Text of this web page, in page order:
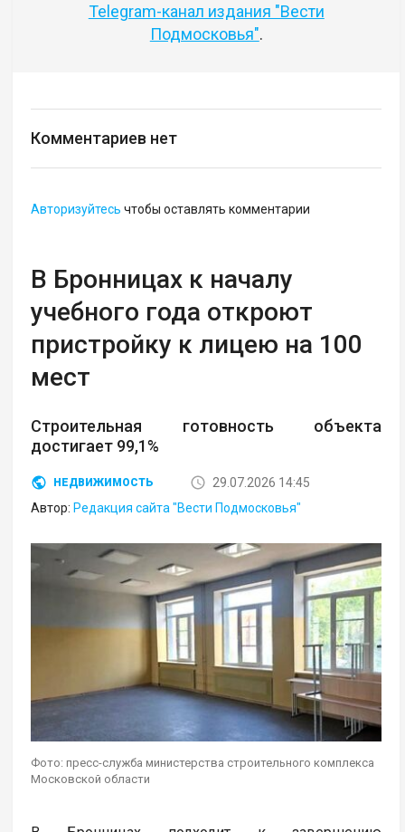
Telegram-канал издания "Вести
Подмосковья".
Комментариев нет
Авторизуйтесь чтобы оставлять комментарии
В Бронницах к началу
учебного года откроют
пристройку к лицею на 100
мест
Строительная готовность объекта
достигает 99,1%
НЕДВИЖИМОСТЬ
29.07.2026 14:45
Автор: Редакция сайта "Вести Подмосковья"
Фото: пресс-служба министерства строительного комплекса
Московской области